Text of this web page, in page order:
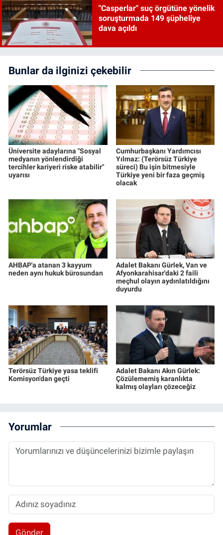
"Casperlar" suç örgütüne yönelik
soruşturmada 149 şüpheliye
dava açıldı
Bunlar da ilginizi çekebilir
Üniversite adaylarına "Sosyal
medyanın yönlendirdiği
tercihler kariyeri riske atabilir"
uyarısı
Cumhurbaşkanı Yardımcısı
Yılmaz: (Terörsüz Türkiye
süreci) Bu işin bitmesiyle
Türkiye yeni bir faza geçmiş
olacak
AHBAP'a atanan 3 kayyum
neden aynı hukuk bürosundan
Adalet Bakanı Gürlek, Van ve
Afyonkarahisar'daki 2 faili
meçhul olayın aydınlatıldığını
duyurdu
Terörsüz Türkiye yasa teklifi
Komisyon'dan geçti
Adalet Bakanı Akın Gürlek:
Çözülememiş karanlıkta
kalmış olayları çözeceğiz
Yorumlar
Gönder